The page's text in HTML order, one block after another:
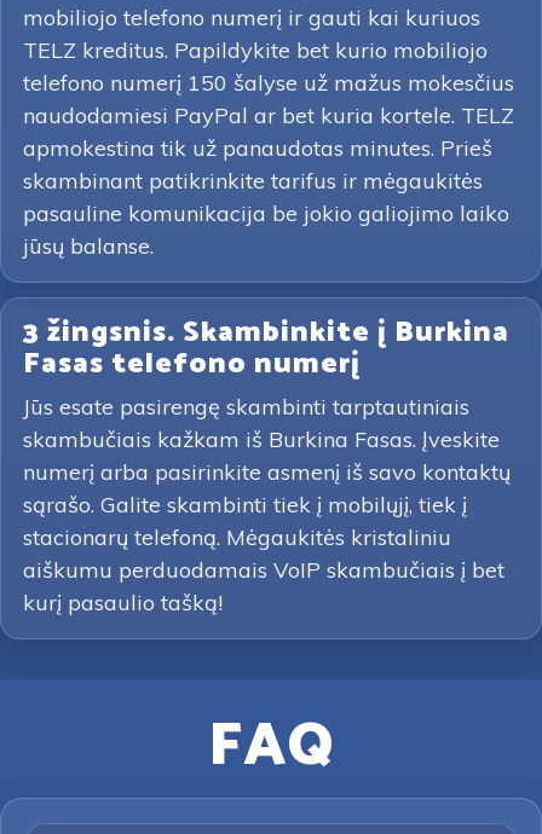
mobiliojo telefono numerį ir gauti kai kuriuos
TELZ kreditus. Papildykite bet kurio mobiliojo
telefono numerį 150 šalyse už mažus mokesčius
naudodamiesi PayPal ar bet kuria kortele. TELZ
apmokestina tik už panaudotas minutes. Prieš
skambinant patikrinkite tarifus ir mėgaukitės
pasauline komunikacija be jokio galiojimo laiko
jūsų balanse.
3 žingsnis. Skambinkite į Burkina
Fasas telefono numerį
Jūs esate pasirengę skambinti tarptautiniais
skambučiais kažkam iš Burkina Fasas. Įveskite
numerį arba pasirinkite asmenį iš savo kontaktų
sąrašo. Galite skambinti tiek į mobilųjį, tiek į
stacionarų telefoną. Mėgaukitės kristaliniu
aiškumu perduodamais VoIP skambučiais į bet
kurį pasaulio tašką!
FAQ